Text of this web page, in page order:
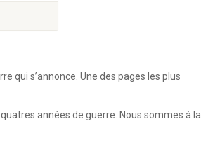
qui s’annonce. Une des pages les plus
années de guerre. Nous sommes à la